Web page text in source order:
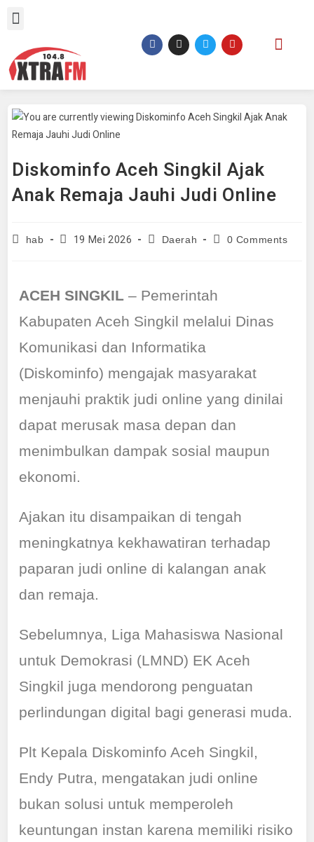
Diskominfo Aceh Singkil Ajak
Anak Remaja Jauhi Judi Online
hab 19 Mei 2026 Daerah 0 Comments
ACEH SINGKIL – Pemerintah
Kabupaten Aceh Singkil melalui Dinas
Komunikasi dan Informatika
(Diskominfo) mengajak masyarakat
menjauhi praktik judi online yang dinilai
dapat merusak masa depan dan
menimbulkan dampak sosial maupun
ekonomi.
Ajakan itu disampaikan di tengah
meningkatnya kekhawatiran terhadap
paparan judi online di kalangan anak
dan remaja.
Sebelumnya, Liga Mahasiswa Nasional
untuk Demokrasi (LMND) EK Aceh
Singkil juga mendorong penguatan
perlindungan digital bagi generasi muda.
Plt Kepala Diskominfo Aceh Singkil,
Endy Putra, mengatakan judi online
bukan solusi untuk memperoleh
keuntungan instan karena memiliki risiko